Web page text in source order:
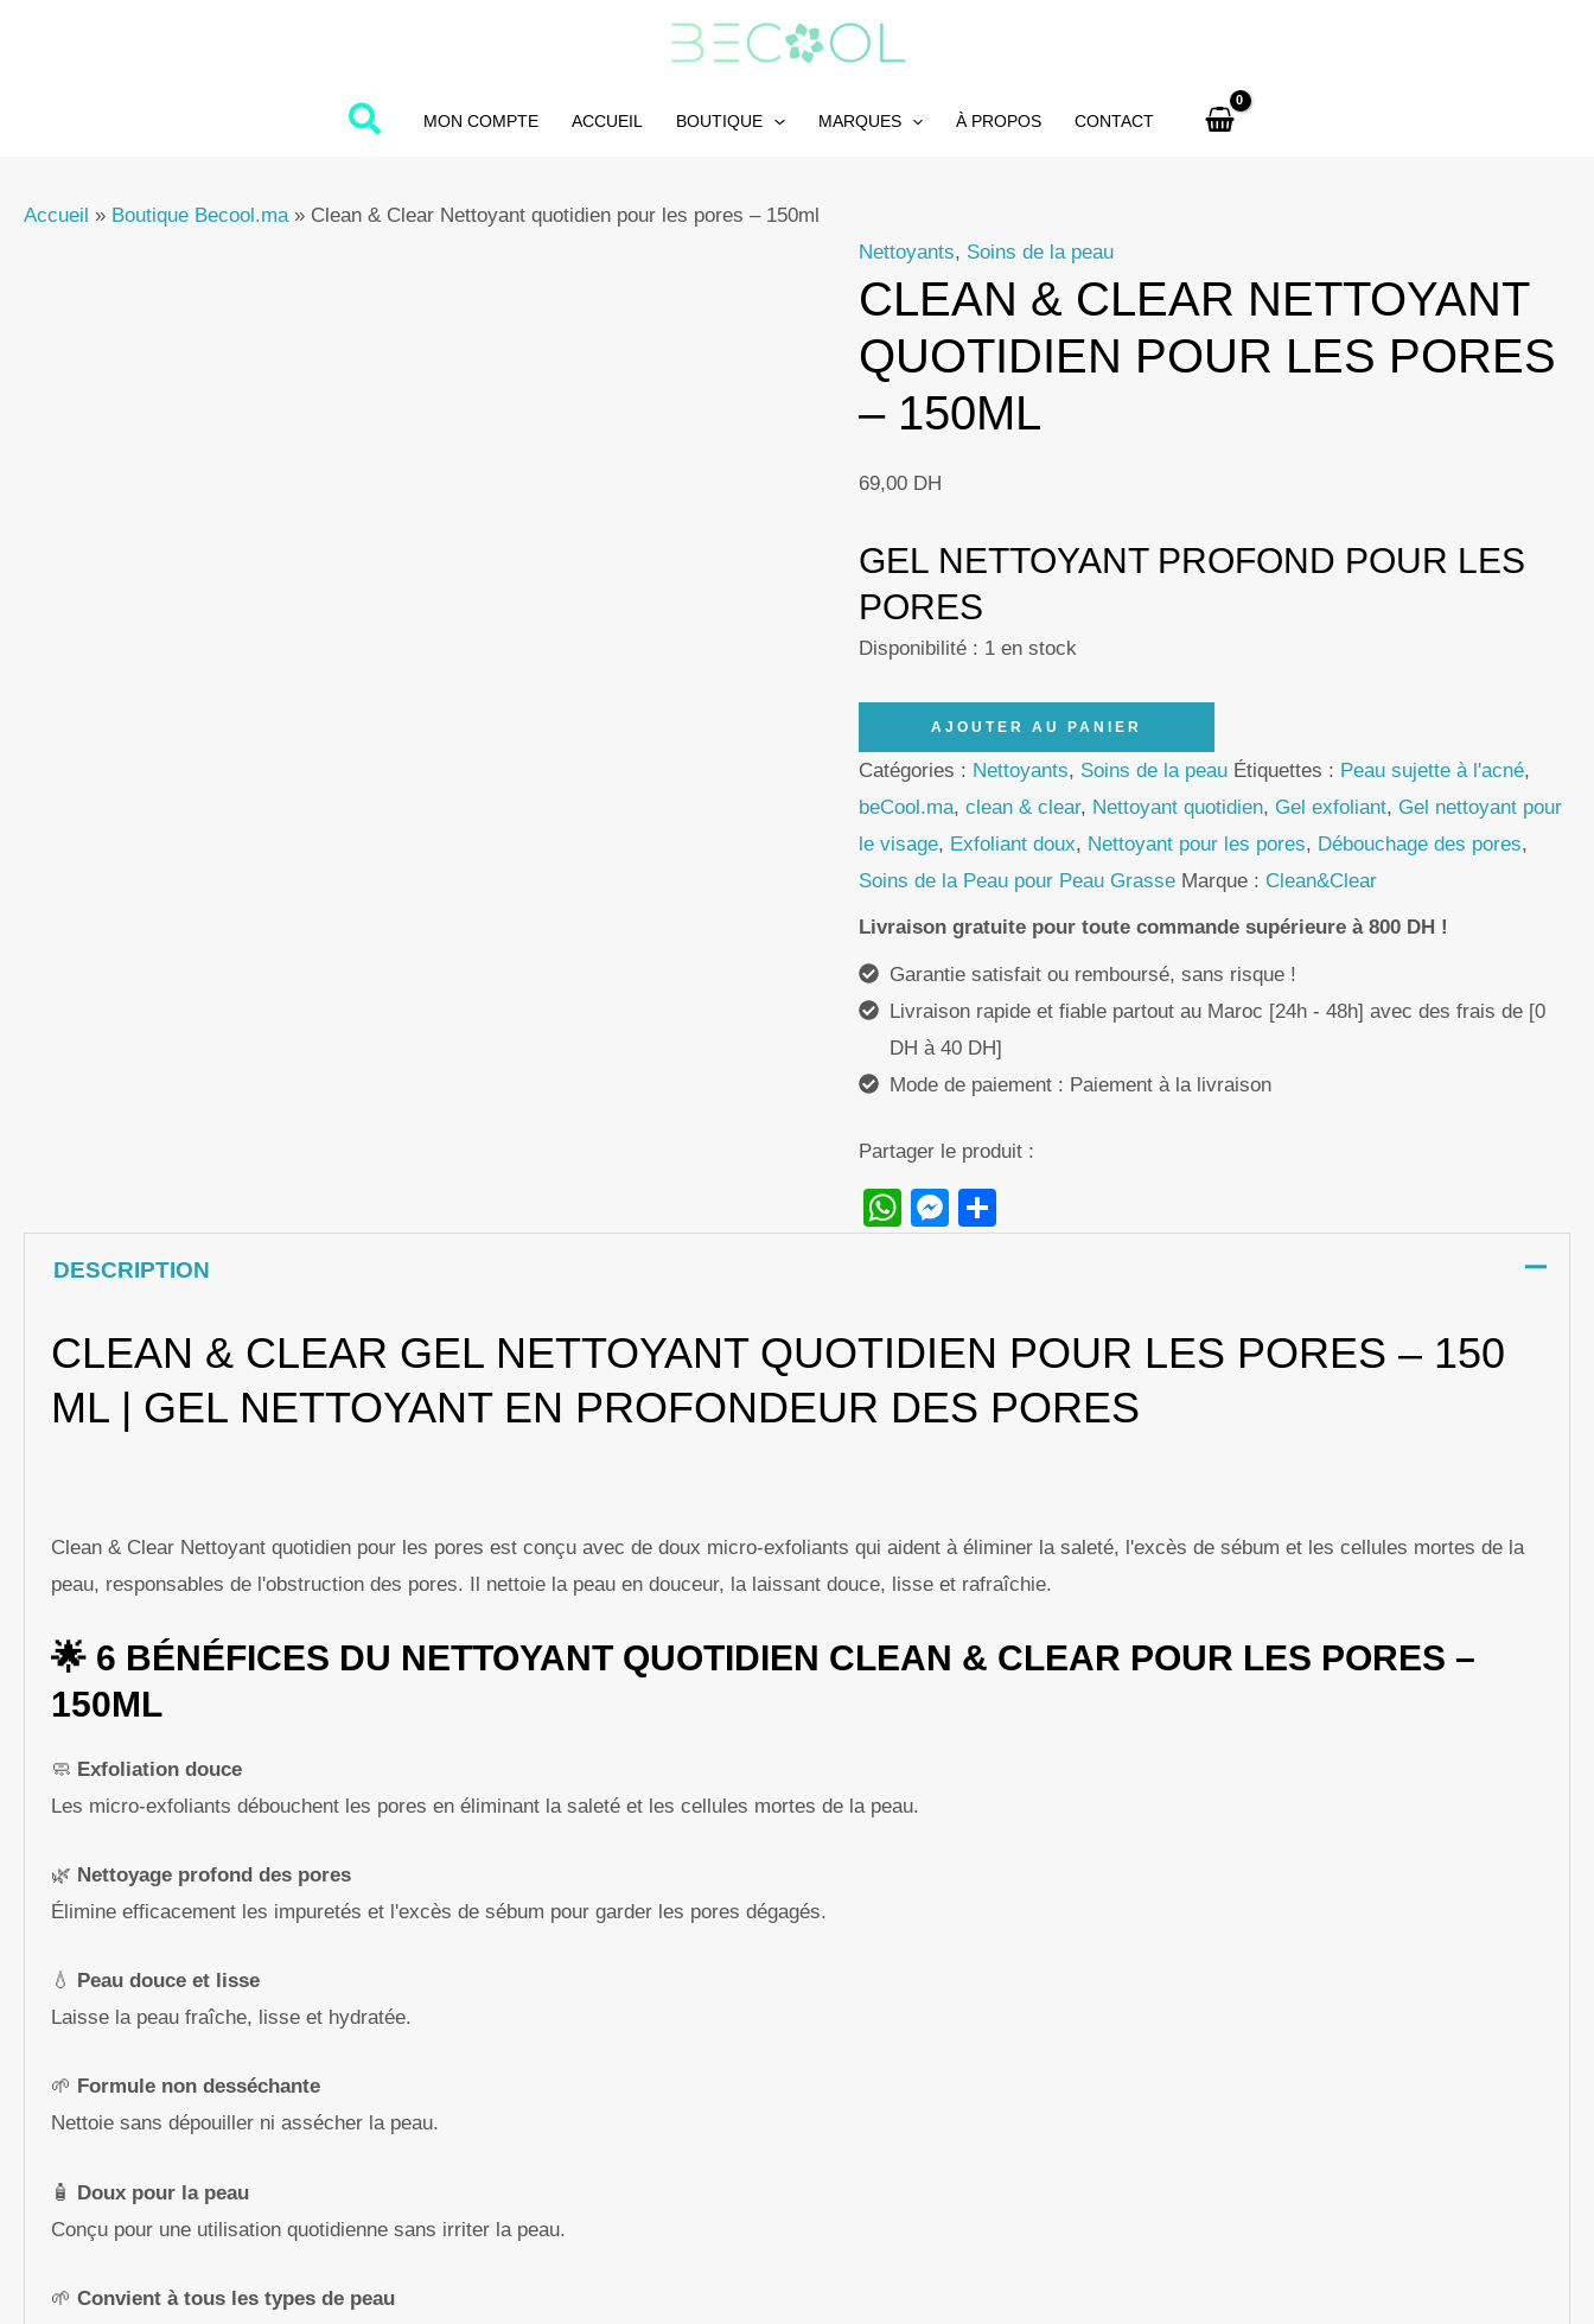
MON COMPTE ACCUEIL BOUTIQUE MARQUES À PROPOS CONTACT
Accueil » Boutique Becool.ma» Clean & Clear Nettoyant quotidien pour les pores – 150ml
Nettoyants, Soins de la peau
CLEAN & CLEAR NETTOYANT
QUOTIDIEN POUR LES PORES
– 150ML
69,00 DH
GEL NETTOYANT PROFOND POUR LES
PORES
Disponibilité : 1 en stock
de
Cleanser
for
Pores
150ml
AJOUTER AU PANIER
Catégories : Nettoyants, Soins de la peau Étiquettes : Peau sujette à l'acné,
beCool.ma,clean & clear, Nettoyant quotidien, Gel exfoliant, Gel nettoyant pour
le visage, Exfoliant doux, Nettoyant pour les pores, Débouchage des pores,
Soins de la Peau pour Peau Grasse Marque : Clean&Clear
Livraison gratuite pour toute commande supérieure à 800 DH !
Garantie satisfait ou remboursé, sans risque !
Livraison rapide et fiable partout au Maroc [24h - 48h] avec des frais de [0
DH à 40 DH]
Mode de paiement : Paiement à la livraison
Partager le produit :
WhatsApp
Messenger
DESCRIPTION
CLEAN & CLEAR GEL NETTOYANT QUOTIDIEN POUR LES PORES – 150
ML | GEL NETTOYANT EN PROFONDEUR DES PORES
Clean & Clear Nettoyant quotidien pour les pores est conçu avec de doux micro-exfoliants qui aident à éliminer la saleté, l'excès de sébum et les cellules mortes de la
peau, responsables de l'obstruction des pores. Il nettoie la peau en douceur, la laissant douce, lisse et rafraîchie.
🌟 6 BÉNÉFICES DU NETTOYANT QUOTIDIEN CLEAN & CLEAR POUR LES PORES –
150ML
🧼 Exfoliation douce
Les micro-exfoliants débouchent les pores en éliminant la saleté et les cellules mortes de la peau.
🌿 Nettoyage profond des pores
Élimine efficacement les impuretés et l'excès de sébum pour garder les pores dégagés.
💧
Peau douce et lisse
Laisse la peau fraîche, lisse et hydratée.
🌱 Formule non desséchante
Nettoie sans dépouiller ni assécher la peau.
🧴 Doux pour la peau
Conçu pour une utilisation quotidienne sans irriter la peau.
🌱Convient à tous les types de peau
–
150ml